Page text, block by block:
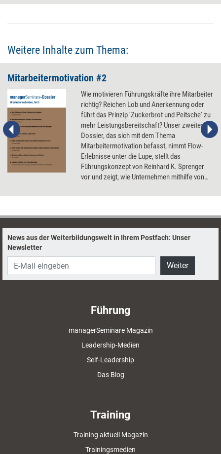
Dazu muss sie Mitarbeiter konkret in die Pflicht nehmen und das
zu 'Fordern und Fördern', so die Meinung von Trainer und Berater Lothar
Weitere Inhalte zum Thema:
Mitarbeitermotivation #2
Wie motivieren Führungskräfte ihre Mitarbeiter
richtig? Reichen Lob und Anerkennung oder
führt das Prinzip 'Zuckerbrot und Peitsche' zu
mehr Leistungsbereitschaft? Unser zweites
Dossier, das sich mit dem Thema
Mitarbeitermotivation befasst, nimmt Flow-
Erlebnisse unter die Lupe, stellt das
Führungskonzept von Reinhard K. Sprenger
vor und zeigt, wie Unternehmen mithilfe von
Betrieb sorgen.
News aus der Weiterbildungswelt in Ihrem Postfach: Unser
Newsletter
Weiter
Führung
managerSeminare Magazin
Leadership-Medien
Self-Leadership
Das Blog
Training
Training aktuell Magazin
Trainingsmedien